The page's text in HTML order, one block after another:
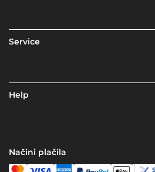
Service
Help
Načini plačila